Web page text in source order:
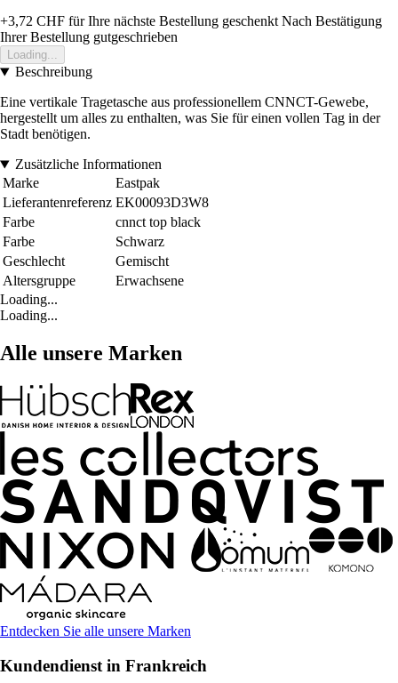
+3,72 CHF für Ihre nächste Bestellung geschenkt Nach Bestätigung
Ihrer Bestellung gutgeschrieben
Loading...
Beschreibung
Eine vertikale Tragetasche aus professionellem CNNCT-Gewebe,
hergestellt um alles zu enthalten, was Sie für einen vollen Tag in der
Stadt benötigen.
Zusätzliche Informationen
Marke
Eastpak
Lieferantenreferenz EK00093D3W8
Farbe
cnnct top black
Farbe
Schwarz
Geschlecht
Gemischt
Altersgruppe
Erwachsene
Loading...
Loading...
Alle unsere Marken
Entdecken Sie alle unsere Marken
Kundendienst in Frankreich